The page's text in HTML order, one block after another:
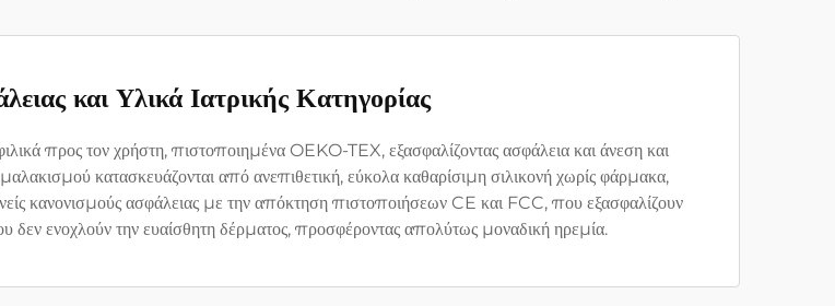
και Υλικά Ιατρικής Κατηγορίας
προς τον χρήστη, πιστοποιημένα OEKO-TEX, εξασφαλίζοντας ασφάλεια και άνεση και
κατασκευάζονται από ανεπιθετική, εύκολα καθαρίσιμη σιλικονή χωρίς φάρμακα,
κανονισμούς ασφάλειας με την απόκτηση πιστοποιήσεων CE και FCC, που εξασφαλίζουν
δεν ενοχλούν την ευαίσθητη δέρματος, προσφέροντας απολύτως μοναδική ηρεμία.